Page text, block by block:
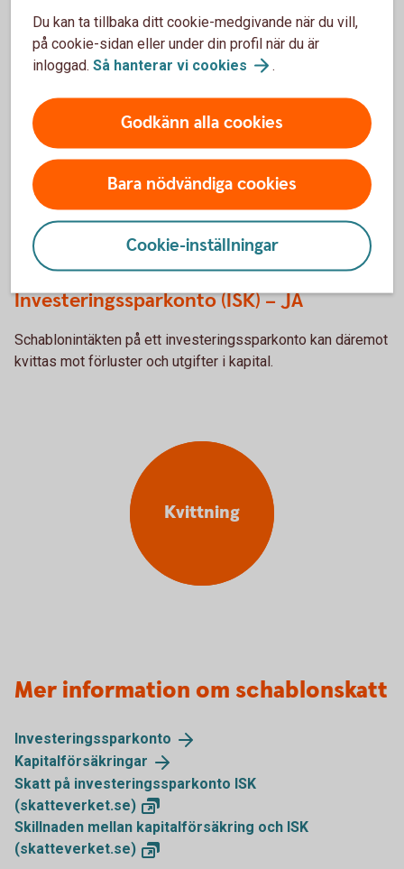
Kvittning av förluster och utgifter
i kapital – möjligt eller inte?
Kapitalförsäkring – NEJ
För kapitalförsäkringar är schablonskatten en definitiv
källskatt utan koppling till andra inkomster och utgifter. Det
betyder att den schablonmässiga avkastningen inte kan
kvittas mot förluster och utgifter i kapital.
Investeringssparkonto (ISK) – JA
Schablonintäkten på ett investeringssparkonto kan däremot
kvittas mot förluster och utgifter i kapital.
Kvittning
Mer information om schablonskatt
Investeringssparkonto
Kapitalförsäkringar
Skatt på investeringssparkonto ISK
(skatteverket.se)
Skillnaden mellan kapitalförsäkring och ISK
(skatteverket.se)
Du kan ta tillbaka ditt cookie-medgivande när du vill,
på cookie-sidan eller under din profil när du är
inloggad. Så hanterar vi cookies .
Godkänn alla cookies
Bara nödvändiga cookies
Cookie-inställningar